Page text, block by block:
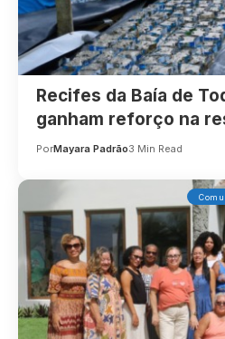
Recifes da Baía de
ganham reforço na
PorMayara Padrão3 Min Read